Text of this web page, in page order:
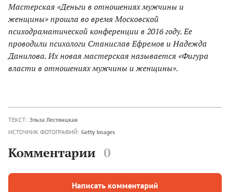
Мастерская «Деньги в отношениях мужчины и
женщины» прошла во время Московской
психодраматической конференции в 2016 году. Ее
проводили психологи Станислав Ефремов и Надежда
Данилова. Их новая мастерская называется «Фигура
власти в отношениях мужчины и женщины».
ТЕКСТ: Эльза Лествицкая
ИСТОЧНИК ФОТОГРАФИЙ: Getty Images
Комментарии 0
Написать комментарий